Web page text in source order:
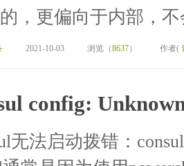
，更偏向于内部，
2021-10-03 浏览（8637） 作者(
config:
无法启动拨错：